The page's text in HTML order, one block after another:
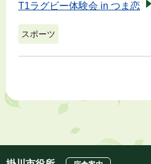
T1ラグビー体験会 in つま恋
スポーツ